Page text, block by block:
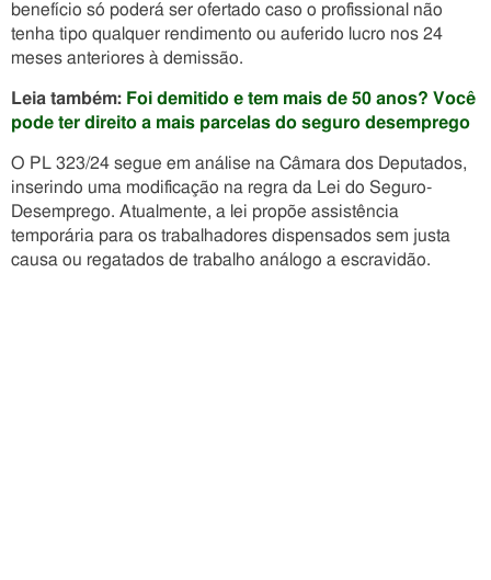
benefício só poderá ser ofertado caso o profissional não
tenha tipo qualquer rendimento ou auferido lucro nos 24
meses anteriores à demissão.
Leia também: Foi demitido e tem mais de 50 anos? Você
pode ter direito a mais parcelas do seguro desemprego
O PL 323/24 segue em análise na Câmara dos Deputados,
inserindo uma modificação na regra da Lei do Seguro-
Desemprego. Atualmente, a lei propõe assistência
temporária para os trabalhadores dispensados sem justa
causa ou regatados de trabalho análogo a escravidão.